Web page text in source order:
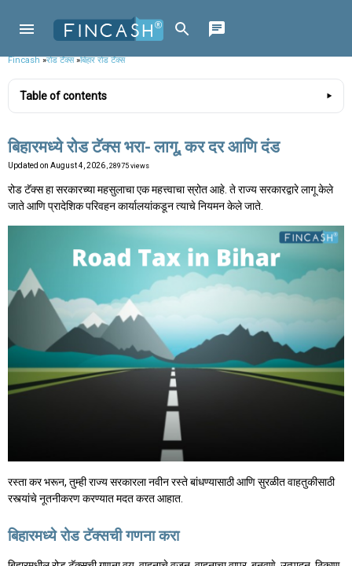
Fincash»रोड टॅक्स»बिहार रोड टॅक्स
Table of contents
बिहारमध्ये रोड टॅक्स भरा- लागू, कर दर आणि दंड
Updated on August 4, 2026 , 28975 views
रोड टॅक्स हा सरकारच्या महसुलाचा एक महत्त्वाचा स्रोत आहे. ते राज्य सरकारद्वारे लागू केले
जाते आणि प्रादेशिक परिवहन कार्यालयांकडून त्याचे नियमन केले जाते.
रस्ता कर भरून, तुम्ही राज्य सरकारला नवीन रस्ते बांधण्यासाठी आणि सुरळीत वाहतुकीसाठी
रस्त्यांचे नूतनीकरण करण्यात मदत करत आहात.
बिहारमध्ये रोड टॅक्सची गणना करा